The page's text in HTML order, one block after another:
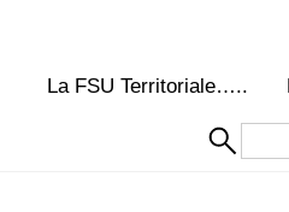
La FSU Territoriale…..